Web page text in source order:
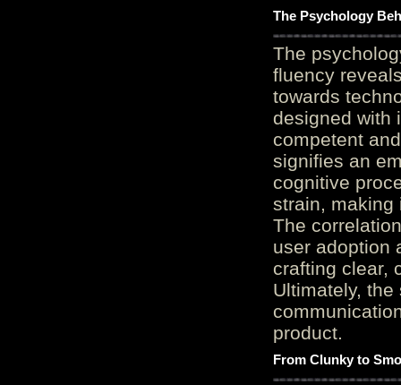
The Psychology
The
fluency
towards
designed with
competent
signifies an
cognitive
strain, making
The
user adoption
crafting clear,
Ultimately,
product.
From Clunky to